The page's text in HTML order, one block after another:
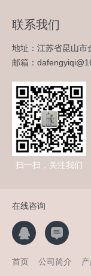
联系我们
地址：江苏省昆山市
邮箱：
扫一扫，关注我们
在线咨询
首页 公司简介